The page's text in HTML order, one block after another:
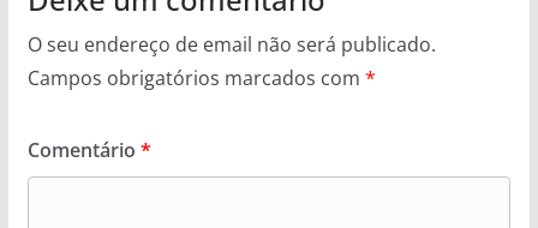
O seu endereço de email não será publicado.
Campos obrigatórios marcados com *
Comentário *